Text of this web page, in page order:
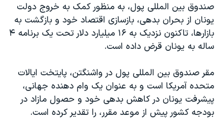
صندوق بین المللی پول، به منظور کمک به خروج دولت
یونان از بحران بدهی، بازسازی اقتصاد خود و بازگشت به
بازارها، تاکنون نزديک به ۱۶ ميليارد دلار تحت یک برنامه ۴
ساله به يونان قرض داده است.
مقر صندوق بین المللی پول در واشنگتن، پايتخت ایالات
متحده آمريکا است و به عنوان يک وام دهنده جهانی،
پیشرفت یونان در کاهش بدهی خود و حصول مازاد در
بودجه کشور پيش از موعد مقرر، را تقدیر کرده است.